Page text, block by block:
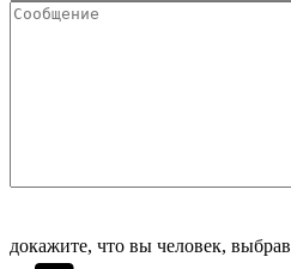
докажите, что вы человек, выбрав